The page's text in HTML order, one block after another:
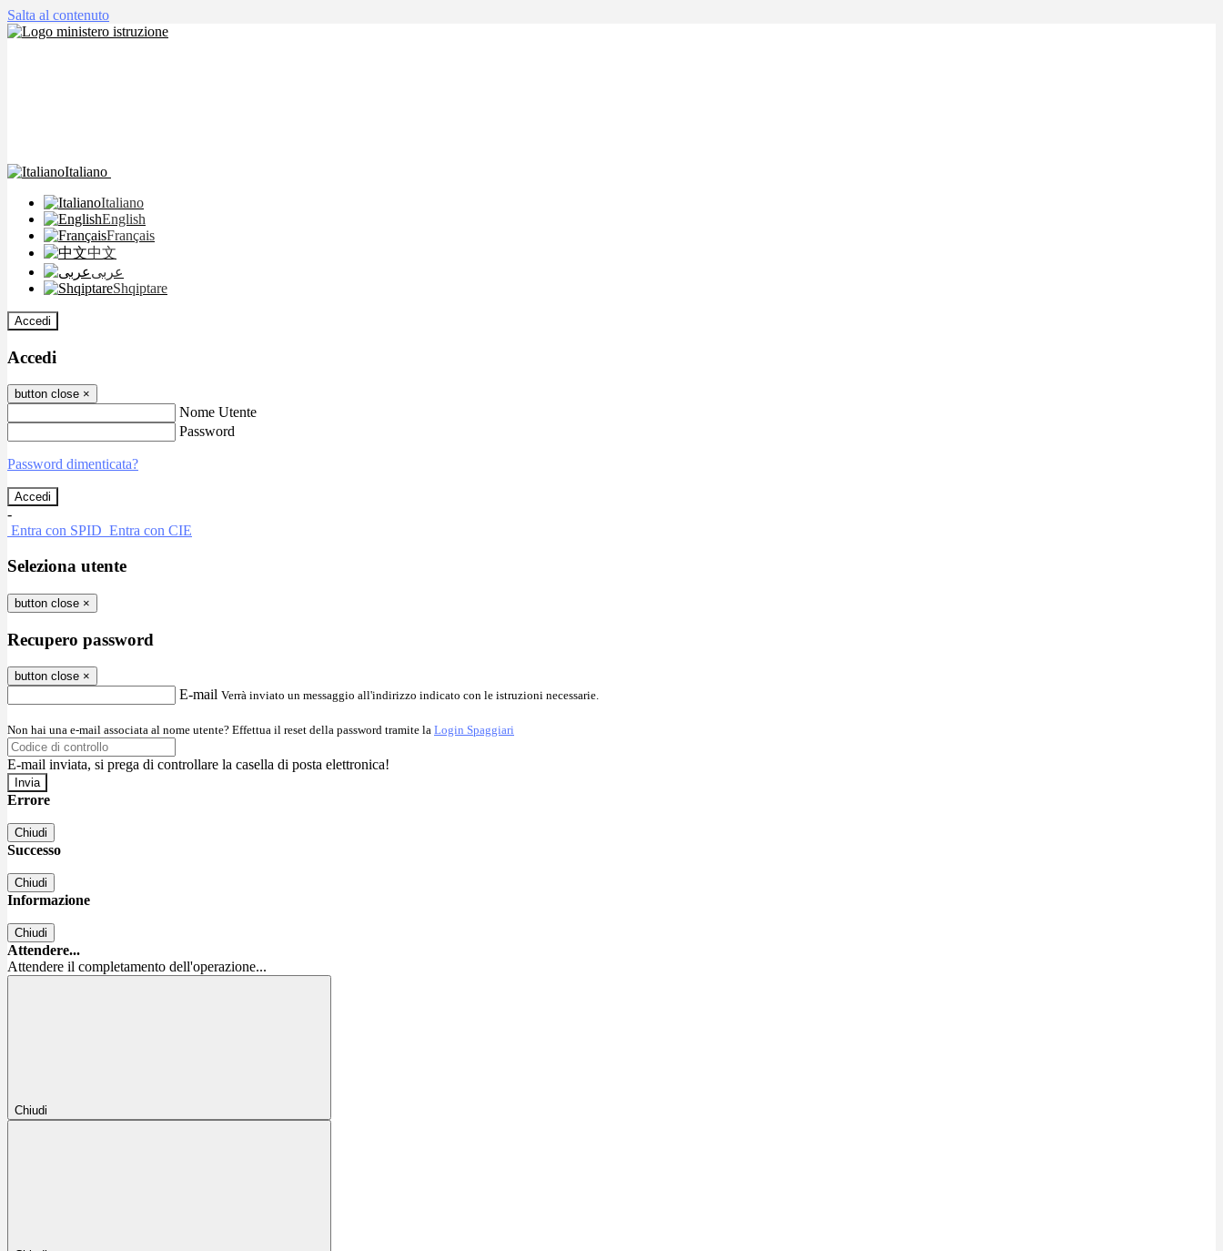
Salta al contenuto
Italiano
Italiano
English
Français
中文
عربى
Shqiptare
Accedi
Accedi
button close ×
Nome Utente
Password
Password dimenticata?
-
Entra con SPID Entra con CIE
Seleziona utente
button close ×
Recupero password
button close ×
E-mail Verrà inviato un messaggio all'indirizzo indicato con le istruzioni necessarie.
Non hai una e-mail associata al nome utente? Effettua il reset della password tramite la Login Spaggiari
E-mail inviata, si prega di controllare la casella di posta elettronica!
Errore
Chiudi
Successo
Chiudi
Informazione
Chiudi
Attendere...
Attendere il completamento dell'operazione...
Chiudi